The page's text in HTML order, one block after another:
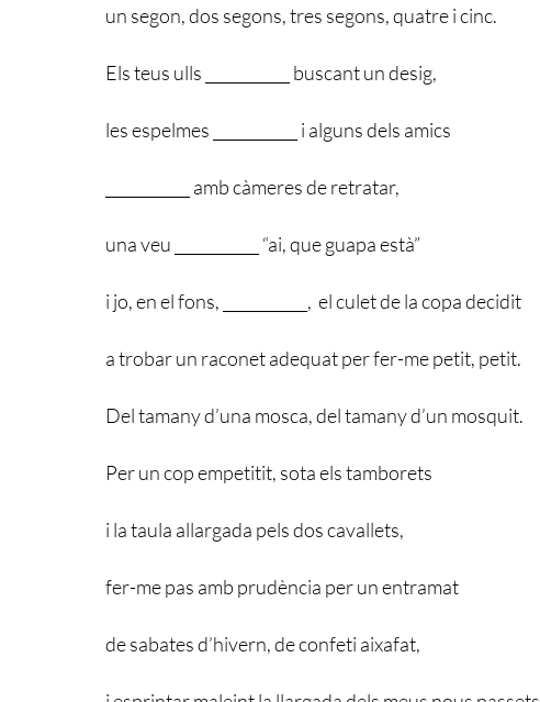
un segon, dos segons, tres segons, quatre i cinc.
Els teus ulls ___________ buscant un desig,
les espelmes ___________ i alguns dels amics
___________ amb càmeres de retratar,
una veu ___________ “ai, que guapa està”
i jo, en el fons, ___________, el culet de la copa decidit
a trobar un raconet adequat per fer-me petit, petit.
Del tamany d’una mosca, del tamany d’un mosquit.
Per un cop empetitit, sota els tamborets
i la taula allargada pels dos cavallets,
fer-me pas amb prudència per un entramat
de sabates d’hivern, de confeti aixafat,